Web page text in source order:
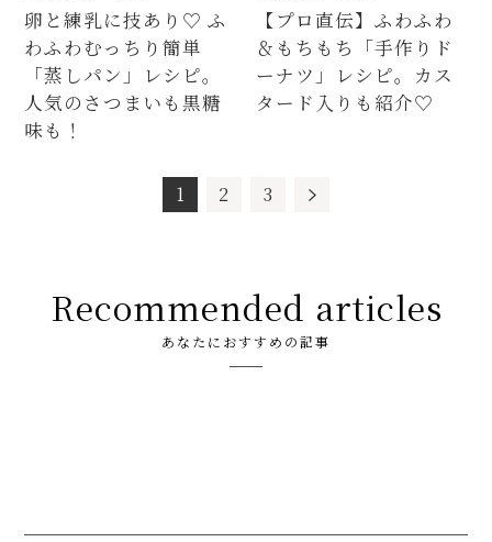
卵と練乳に技あり♡ ふ
わふわむっちり簡単
「蒸しパン」レシピ。
人気のさつまいも黒糖
味も！
【プロ直伝】ふわふわ
＆もちもち「手作りド
ーナツ」レシピ。カス
タード入りも紹介♡
1 2 3
Recommended articles
あなたにおすすめの記事